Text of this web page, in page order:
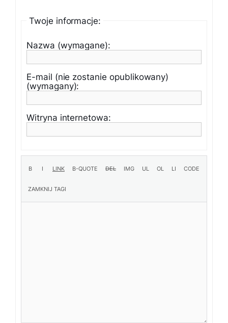
Twoje informacje:
Nazwa (wymagane):
E-mail (nie zostanie opublikowany)
(wymagany):
Witryna internetowa: